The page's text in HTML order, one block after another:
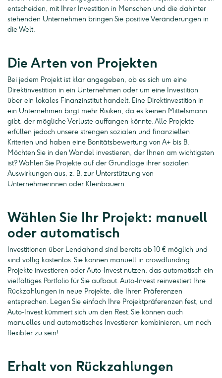
entscheiden, mit Ihrer Investition in Menschen und die dahinter
stehenden Unternehmen bringen Sie positive Veränderungen in
die Welt.
Die Arten von Projekten
Bei jedem Projekt ist klar angegeben, ob es sich um eine
Direktinvestition in ein Unternehmen oder um eine Investition
über ein lokales Finanzinstitut handelt. Eine Direktinvestition in
ein Unternehmen birgt mehr Risiken, da es keinen Mittelsmann
gibt, der mögliche Verluste auffangen könnte. Alle Projekte
erfüllen jedoch unsere strengen sozialen und finanziellen
Kriterien und haben eine Bonitätsbewertung von A+ bis B.
Möchten Sie in den Wandel investieren, der Ihnen am wichtigsten
ist? Wählen Sie Projekte auf der Grundlage ihrer sozialen
Auswirkungen aus, z. B. zur Unterstützung von
Unternehmerinnen oder Kleinbauern.
Wählen Sie Ihr Projekt: manuell
oder automatisch
Investitionen über Lendahand sind bereits ab 10 € möglich und
sind völlig kostenlos. Sie können manuell in crowdfunding
Projekte investieren oder Auto-Invest nutzen, das automatisch ein
vielfältiges Portfolio für Sie aufbaut. Auto-Invest reinvestiert Ihre
Rückzahlungen in neue Projekte, die Ihren Präferenzen
entsprechen. Legen Sie einfach Ihre Projektpräferenzen fest, und
Auto-Invest kümmert sich um den Rest. Sie können auch
manuelles und automatisches Investieren kombinieren, um noch
flexibler zu sein!
Erhalt von Rückzahlungen